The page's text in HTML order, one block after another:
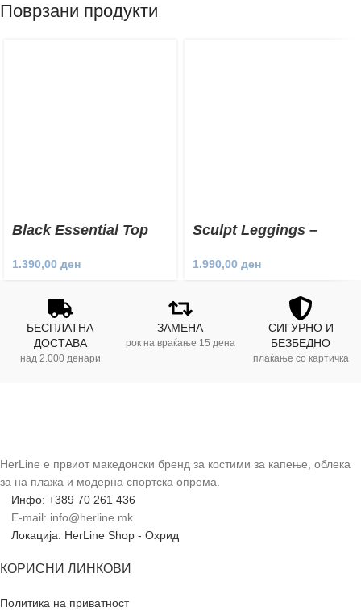
Поврзани продукти
Black Essential Top
1.390,00 ден
Sculpt Leggings –
1.990,00 ден
БЕСПЛАТНА
ДОСТАВА
над 2.000 денари
ЗАМЕНА
рок на враќање 15 дена
СИГУРНО И
БЕЗБЕДНО
плаќање со картичка
HerLine е првиот македонски бренд за костими за капење, облека
за на плажа и модерна спортска опрема.
Инфо: +389 70 261 436
E-mail: info@herline.mk
Локација: HerLine Shop - Охрид
КОРИСНИ ЛИНКОВИ
Политика на приватност